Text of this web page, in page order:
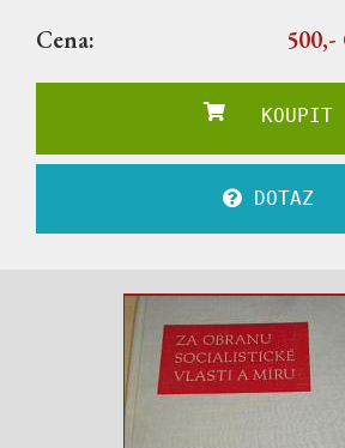
Cena:
KOUPIT
DOTAZ